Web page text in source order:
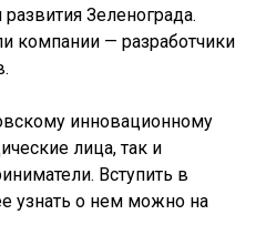
Зеленограда.
компании — разработчики
инновационному
лица, так и
Вступить в
узнать о нем можно на